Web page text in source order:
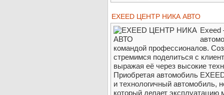
EXEED ЦЕНТР НИКА АВТО
командой профессионалов.
стремимся поделиться с
выражая её через высокие
Приобретая автомобиль
и технологичный автомобиль,
который делает